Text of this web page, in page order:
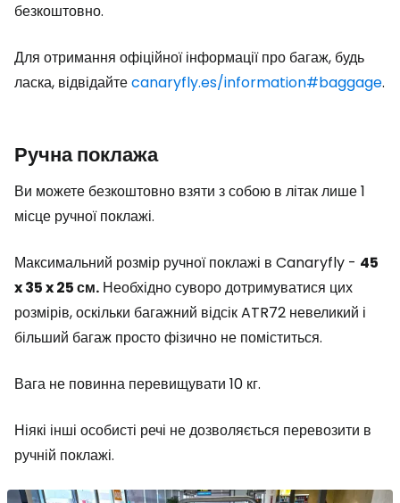
безкоштовно.
Для отримання офіційної інформації про багаж, будь
ласка, відвідайтеcanaryfly.es/information#baggage.
Ручна поклажа
Ви можете безкоштовно взяти з собою в літак лише 1
місце ручної поклажі.
Максимальний розмір ручної поклажі в Canaryfly - 45
x 35 x 25 см. Необхідно суворо дотримуватися цих
розмірів, оскільки багажний відсік ATR72 невеликий і
більший багаж просто фізично не поміститься.
Вага не повинна перевищувати 10 кг.
Ніякі інші особисті речі не дозволяється перевозити в
ручній поклажі.